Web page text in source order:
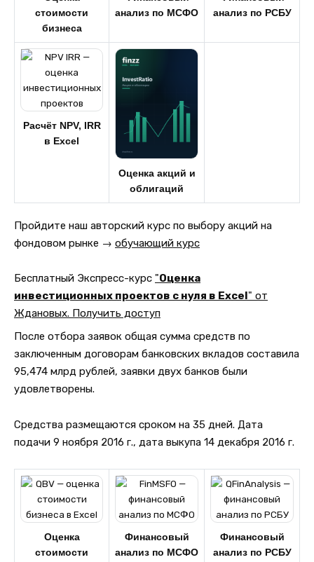
стоимости
бизнеса
анализ по МСФО
анализ по РСБУ
Расчёт NPV, IRR
в Excel
Оценка акций и
облигаций
Пройдите наш авторский курс по выбору акций на
фондовом рынке → обучающий курс
Бесплатный Экспресс-курс "Оценка
инвестиционных проектов с нуля в Excel" от
Ждановых. Получить доступ
После отбора заявок общая сумма средств по
заключенным договорам банковских вкладов составила
95,474 млрд рублей, заявки двух банков были
удовлетворены.
Средства размещаются сроком на 35 дней. Дата
подачи 9 ноября 2016 г., дата выкупа 14 декабря 2016 г.
Оценка
стоимости
Финансовый
анализ по МСФО
Финансовый
анализ по РСБУ